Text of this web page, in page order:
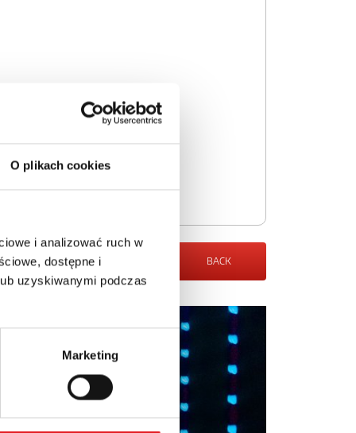
O plikach cookies
i analizować ruch w
dostępne i
uzyskiwanymi podczas
Marketing
BACK